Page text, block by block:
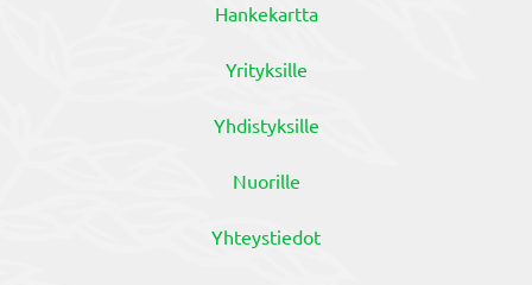
Hankekartta
Yrityksille
Yhdistyksille
Nuorille
Yhteystiedot